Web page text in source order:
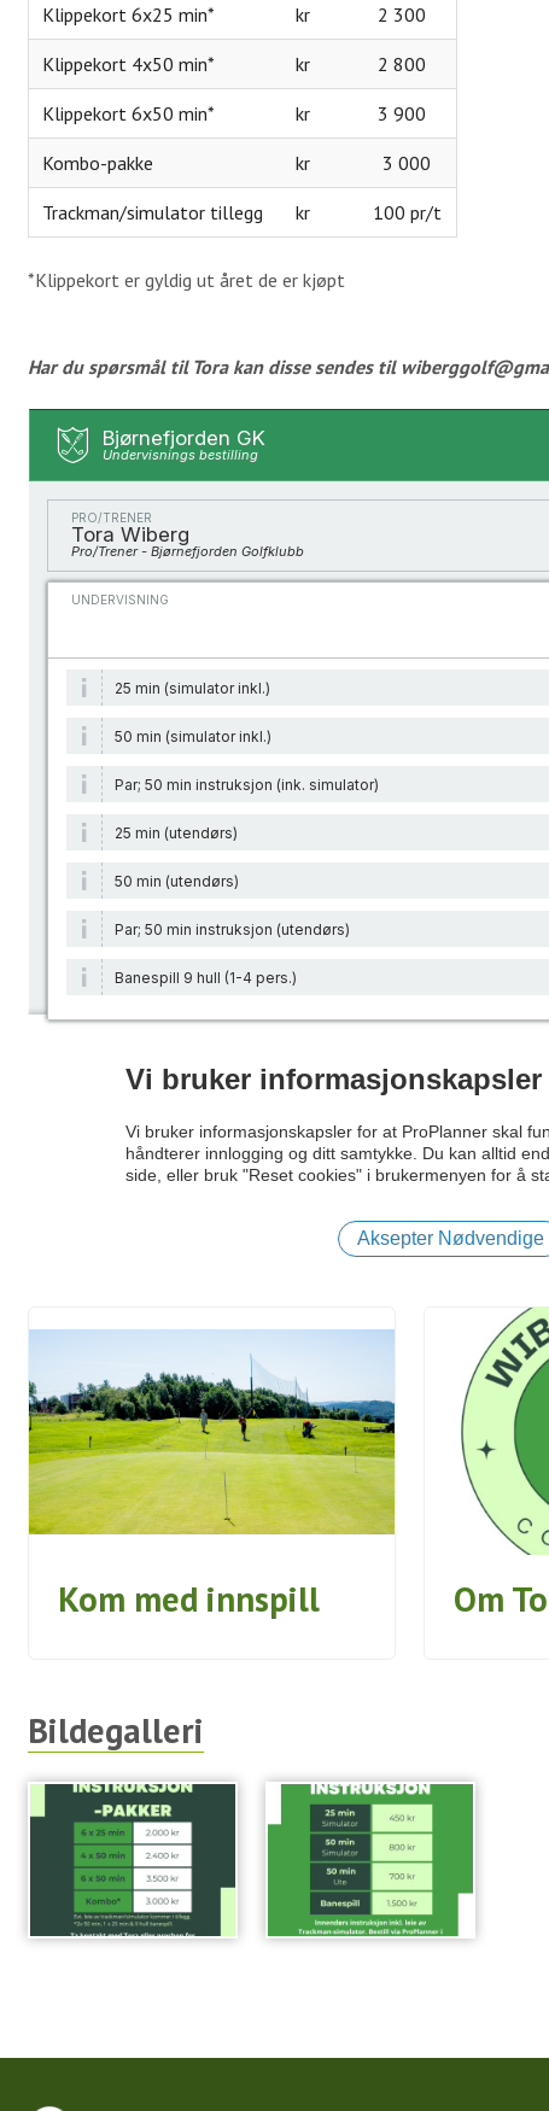
Klippekort 6x25 min* kr 2 300
Klippekort 4x50 min* kr 2 800
Klippekort 6x50 min* kr 3 900
Kombo-pakke kr 3 000
Trackman/simulator tillegg kr 100 pr/t
*Klippekort er gyldig ut året de er kjøpt
Har du spørsmål til Tora kan disse sendes til
Kom med innspill Om
Bildegalleri